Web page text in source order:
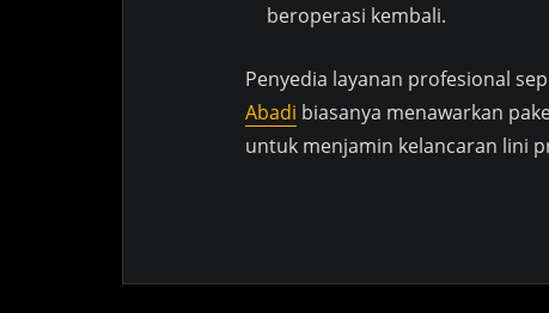
beroperasi kembali.
Penyedia layanan profesional
Abadi biasanya menawarkan
untuk menjamin kelancaran lini